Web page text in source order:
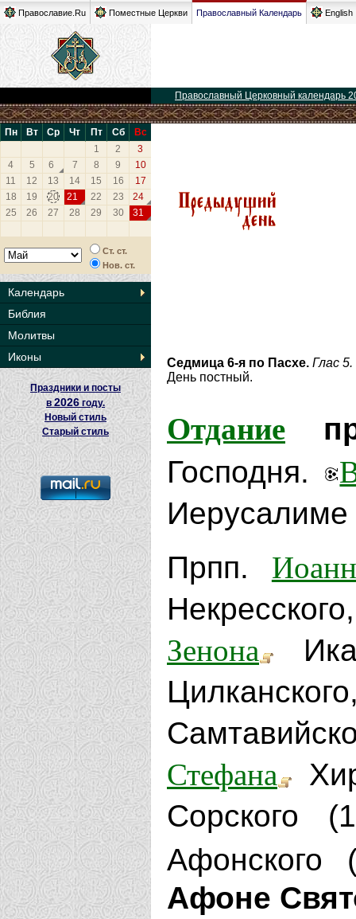
Православие.Ru Поместные Церкви Православный Календарь English
Православный Церковный календарь
Пн Вт Ср Чт Пт Сб
Вс
1
2
3
4
5 6 7 8 9
10
11
12 13 14 15 16
17
18
19 20 21 22 23
24
25
26 27 28 29 30 31
Ст. ст.
Нов. ст.
Календарь
Библия
Молитвы
Иконы
Праздники и посты
в2026 году.
Новый стиль
Старый стиль
Седмица 6-я по Пасхе. Глас 5.
День постный.
Отдание
Господня.
Прпп.
Зенона
Стефана
Сорского
Афоне